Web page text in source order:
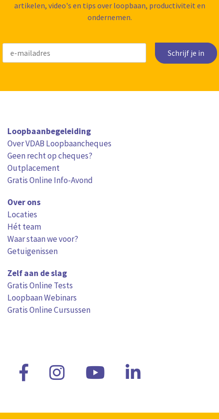
artikelen, video's en tips over loopbaan, productiviteit en
ondernemen.
Schrijf je in
Loopbaanbegeleiding
Over VDAB Loopbaancheques
Geen recht op cheques?
Outplacement
Gratis Online Info-Avond
Over ons
Locaties
Hét team
Waar staan we voor?
Getuigenissen
Zelf aan de slag
Gratis Online Tests
Loopbaan Webinars
Gratis Online Cursussen